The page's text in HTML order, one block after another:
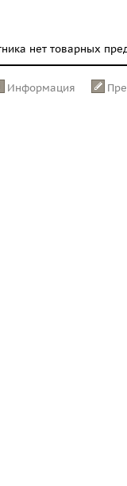
нет товарных
Информация